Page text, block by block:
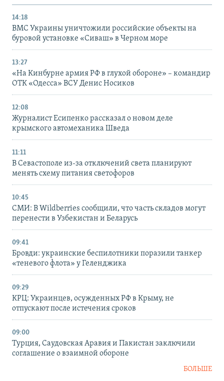
14:18
ВМС Украины уничтожили российские объекты на
буровой установке «Сиваш» в Черном море
13:27
«На Кинбурне армия РФ в глухой обороне» – командир
ОТК «Одесса» ВСУ Денис Носиков
12:08
Журналист Есипенко рассказал о новом деле
крымского автомеханика Шведа
11:11
В Севастополе из-за отключений света планируют
менять схему питания светофоров
10:45
СМИ: В Wildberries сообщили, что часть складов могут
перенести в Узбекистан и Беларусь
09:41
Бровди: украинские беспилотники поразили танкер
«теневого флота» у Геленджика
09:29
КРЦ: Украинцев, осужденных РФ в Крыму, не
отпускают после истечения сроков
09:00
Турция, Саудовская Аравия и Пакистан заключили
соглашение о взаимной обороне
БОЛЬШЕ